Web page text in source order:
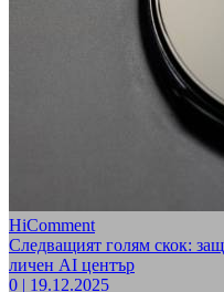
HiComment
Следващият голям скок:
личен AI център
0 | 19.12.2025